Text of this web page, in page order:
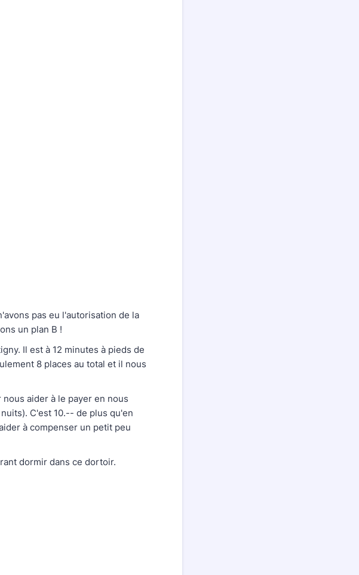
pas eu l'autorisation de la
un plan B !
Il est à 12 minutes à pieds de
8 places au total et il nous
aider à le payer en nous
C'est 10.-- de plus qu'en
à compenser un petit peu
dormir dans ce dortoir.